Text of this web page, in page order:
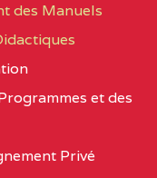
des Manuels
et des
Privé